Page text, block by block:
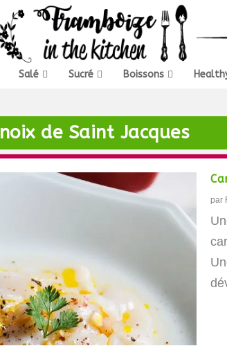
Salé Sucré Boissons
noix de Saint Jacques
par